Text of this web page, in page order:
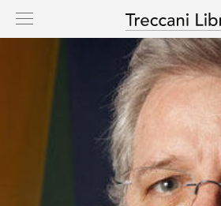
HOME
CASA EDITRICE
CATALOGO
AUTORI